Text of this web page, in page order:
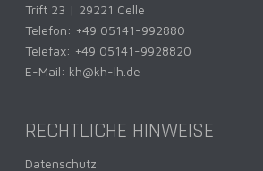
Trift 23 | 29221 Celle
Telefon: +49 05141-992880
Telefax: +49 05141-9928820
E-Mail: kh@kh-lh.de
RECHTLICHE HINWEISE
Datenschutz